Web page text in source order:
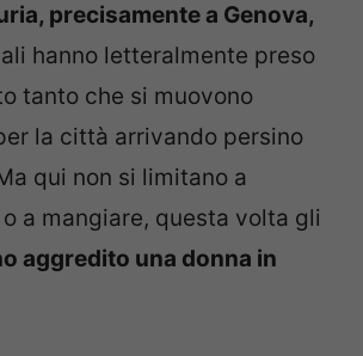
precisamente a Genova,
hanno letteralmente preso
tanto che si muovono
la città arrivando persino
qui non si limitano a
a mangiare, questa volta gli
aggredito una donna in